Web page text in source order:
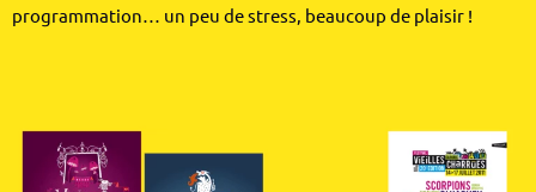
programmation… un peu de stress, beaucoup de plaisir !